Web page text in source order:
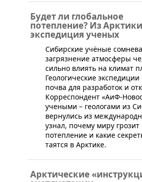
Будет ли глобальное
потепление? Из
экспедиция ученых
​Сибирские учёные
загрязнение атмосферы
сильно влиять на климат
Геологические экспедиции
почва для разработок и
Корреспондент «АиФ-
учеными – геологами из
вернулись из
узнал, почему миру грозит
потепление и какие
таятся в Арктике.
Арктические